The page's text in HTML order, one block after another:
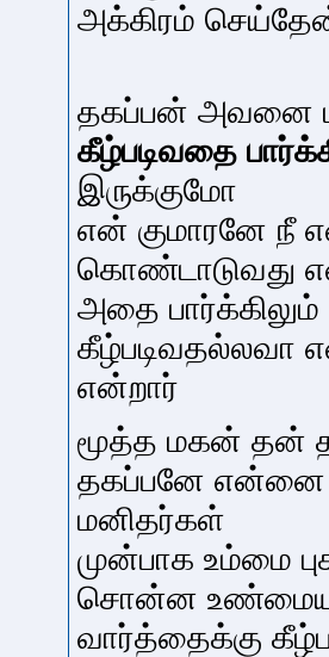
அக்கிரம்
தகப்பன் அவனை
கீழ்படிவதை
இருக்குமோ
என் குமாரனே நீ
கொண்டாடுவது
அதை
கீழ்படிவதல்லவா
என்றார்
மூத்த மகன் தன்
தகப்பனே என்னை
மனிதர்கள்
முன்பாக உம்மை
சொன்ன
வார்த்தைக்கு